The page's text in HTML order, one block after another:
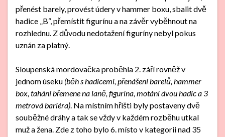
přenést barely, provést údery v hammer boxu, sbalit dvě
hadice „B“, přemístit figurínu a na závěr vyběhnout na
rozhlednu. Z důvodu nedotažení figuríny nebyl pokus
uznán za platný.
Sloupenská mordovačka proběhla 2. září rovněž v
jednom úseku (běh s hadicemi, přenášení barelů, hammer
box, tahání břemene na laně, figurína, motání dvou hadic a 3
metrová bariéra). Na místním hřišti byly postaveny dvě
souběžné dráhy a tak se vždy v každém rozběhu utkal
muž a žena. Zde z toho bylo 6. místo v kategorii nad 35